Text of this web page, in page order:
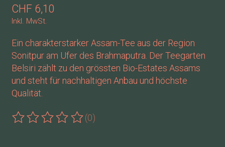
CHF 6,10
Inkl. MwSt.
Ein charakterstarker Assam-Tee aus der Region
Sonitpur am Ufer des Brahmaputra. Der Teegarten
Belsiri zählt zu den grössten Bio-Estates Assams
und steht für nachhaltigen Anbau und höchste
Qualität.
Die Bewertung dieses Produkts ist
(0)